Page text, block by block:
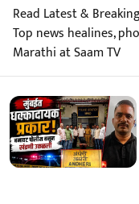
Read Latest &
Top news healines,
Marathi at Saam TV